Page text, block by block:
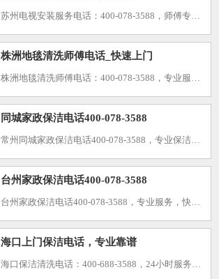
苏州电视安装服务电话：400-078-3588，师傅专业高效，价格透明，24小时在线服务，给您带来便捷服务！ 在苏州这座充满活力的城市中，电视作为家庭娱乐的中心，其安装与维修显得尤为重要。为了满足广
株洲地毯清洗师傅电话_快速上门
株洲地毯清洗师傅电话：400-078-3588，专业服务，快速上门，让家居焕然一新！在株洲，拥有一家干净整洁的家是每个业主的梦想。然而，地毯作为家居的重要组成部分，往往因为污渍和灰尘而显得陈旧。这时，
同城家政保洁电话400-078-3588
常州同城家政保洁电话400-078-3588，专业保洁师，24小时在线咨询！让家庭生活焕然一新！家政保洁服务，作为现代家庭生活中不可或缺的一部分，能够为您的家庭带来干净、整洁、舒适的环境。我们提供以下
台州家政保洁电话400-078-3588
台州家政保洁电话400-078-3588，专业服务，快速上门，24小时在线预约，给您带来高品质生活！在繁忙的都市生活中，一个干净整洁的家庭环境对于每个人来说都是一种享受。为了帮助台州地区的家庭和企事业
海口上门保洁电话，专业靠谱
海口保洁清洗电话：400-688-3588，24小时服务，30分钟上门，技艺精湛，诚信服务，价格透明，覆盖全区 我司专注于： 1.大型开荒工程家庭保洁清洗，、灯具清洗（普通灯具，水晶吊灯，大型